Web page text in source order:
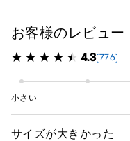
お客様のレビュー
4.3(776)
小さい
サイズが大きかった